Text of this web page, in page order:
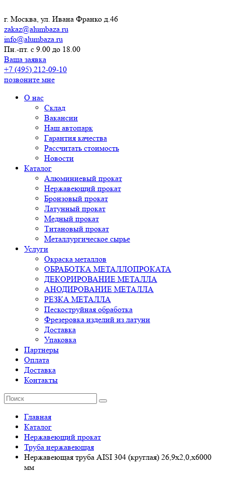
г. Москва, ул. Ивана Франко д.46
zakaz@alumbaza.ru
info@alumbaza.ru
Пн.-пт. с 9.00 до 18.00
Ваша заявка
+7 (495) 212-09-10
позвоните мне
О нас
Склад
Вакансии
Наш автопарк
Гарантия качества
Рассчитать стоимость
Новости
Каталог
Алюминиевый прокат
Нержавеющий прокат
Бронзовый прокат
Латунный прокат
Медный прокат
Титановый прокат
Металлургическое сырье
Услуги
Окраска металлов
ОБРАБОТКА МЕТАЛЛОПРОКАТА
ДЕКОРИРОВАНИЕ МЕТАЛЛА
АНОДИРОВАНИЕ МЕТАЛЛА
РЕЗКА МЕТАЛЛА
Пескоструйная обработка
Фрезеровка изделий из латуни
Доставка
Упаковка
Партнеры
Оплата
Доставка
Контакты
Главная
Каталог
Нержавеющий прокат
Труба нержавеющая
Нержавеющая труба AISI 304 (круглая) 26,9х2,0,х6000
мм